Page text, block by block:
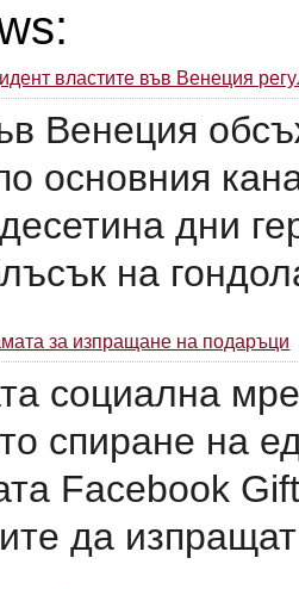
властите във Венеция
Венеция
основния
дни
на
за изпращане на подаръци
социална
спиране на
Facebook
да